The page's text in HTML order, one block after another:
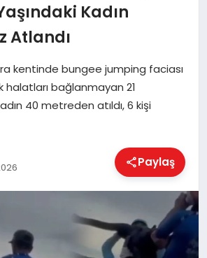
Kadın
Atlandı
kentinde bungee jumping faciası
halatları bağlanmayan 21
40 metreden atıldı, 6 kişi
Paylaş